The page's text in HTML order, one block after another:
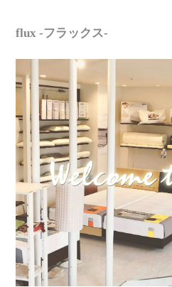
flux -フラックス-